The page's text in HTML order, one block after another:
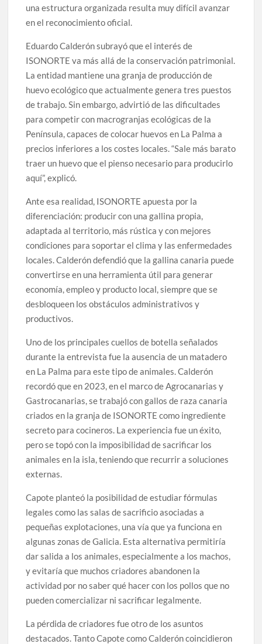
una estructura organizada resulta muy difícil avanzar
en el reconocimiento oficial.
Eduardo Calderón subrayó que el interés de
ISONORTE va más allá de la conservación patrimonial.
La entidad mantiene una granja de producción de
huevo ecológico que actualmente genera tres puestos
de trabajo. Sin embargo, advirtió de las dificultades
para competir con macrogranjas ecológicas de la
Península, capaces de colocar huevos en La Palma a
precios inferiores a los costes locales. “Sale más barato
traer un huevo que el pienso necesario para producirlo
aquí”, explicó.
Ante esa realidad, ISONORTE apuesta por la
diferenciación: producir con una gallina propia,
adaptada al territorio, más rústica y con mejores
condiciones para soportar el clima y las enfermedades
locales. Calderón defendió que la gallina canaria puede
convertirse en una herramienta útil para generar
economía, empleo y producto local, siempre que se
desbloqueen los obstáculos administrativos y
productivos.
Uno de los principales cuellos de botella señalados
durante la entrevista fue la ausencia de un matadero
en La Palma para este tipo de animales. Calderón
recordó que en 2023, en el marco de Agrocanarias y
Gastrocanarias, se trabajó con gallos de raza canaria
criados en la granja de ISONORTE como ingrediente
secreto para cocineros. La experiencia fue un éxito,
pero se topó con la imposibilidad de sacrificar los
animales en la isla, teniendo que recurrir a soluciones
externas.
Capote planteó la posibilidad de estudiar fórmulas
legales como las salas de sacrificio asociadas a
pequeñas explotaciones, una vía que ya funciona en
algunas zonas de Galicia. Esta alternativa permitiría
dar salida a los animales, especialmente a los machos,
y evitaría que muchos criadores abandonen la
actividad por no saber qué hacer con los pollos que no
pueden comercializar ni sacrificar legalmente.
La pérdida de criadores fue otro de los asuntos
destacados. Tanto Capote como Calderón coincidieron